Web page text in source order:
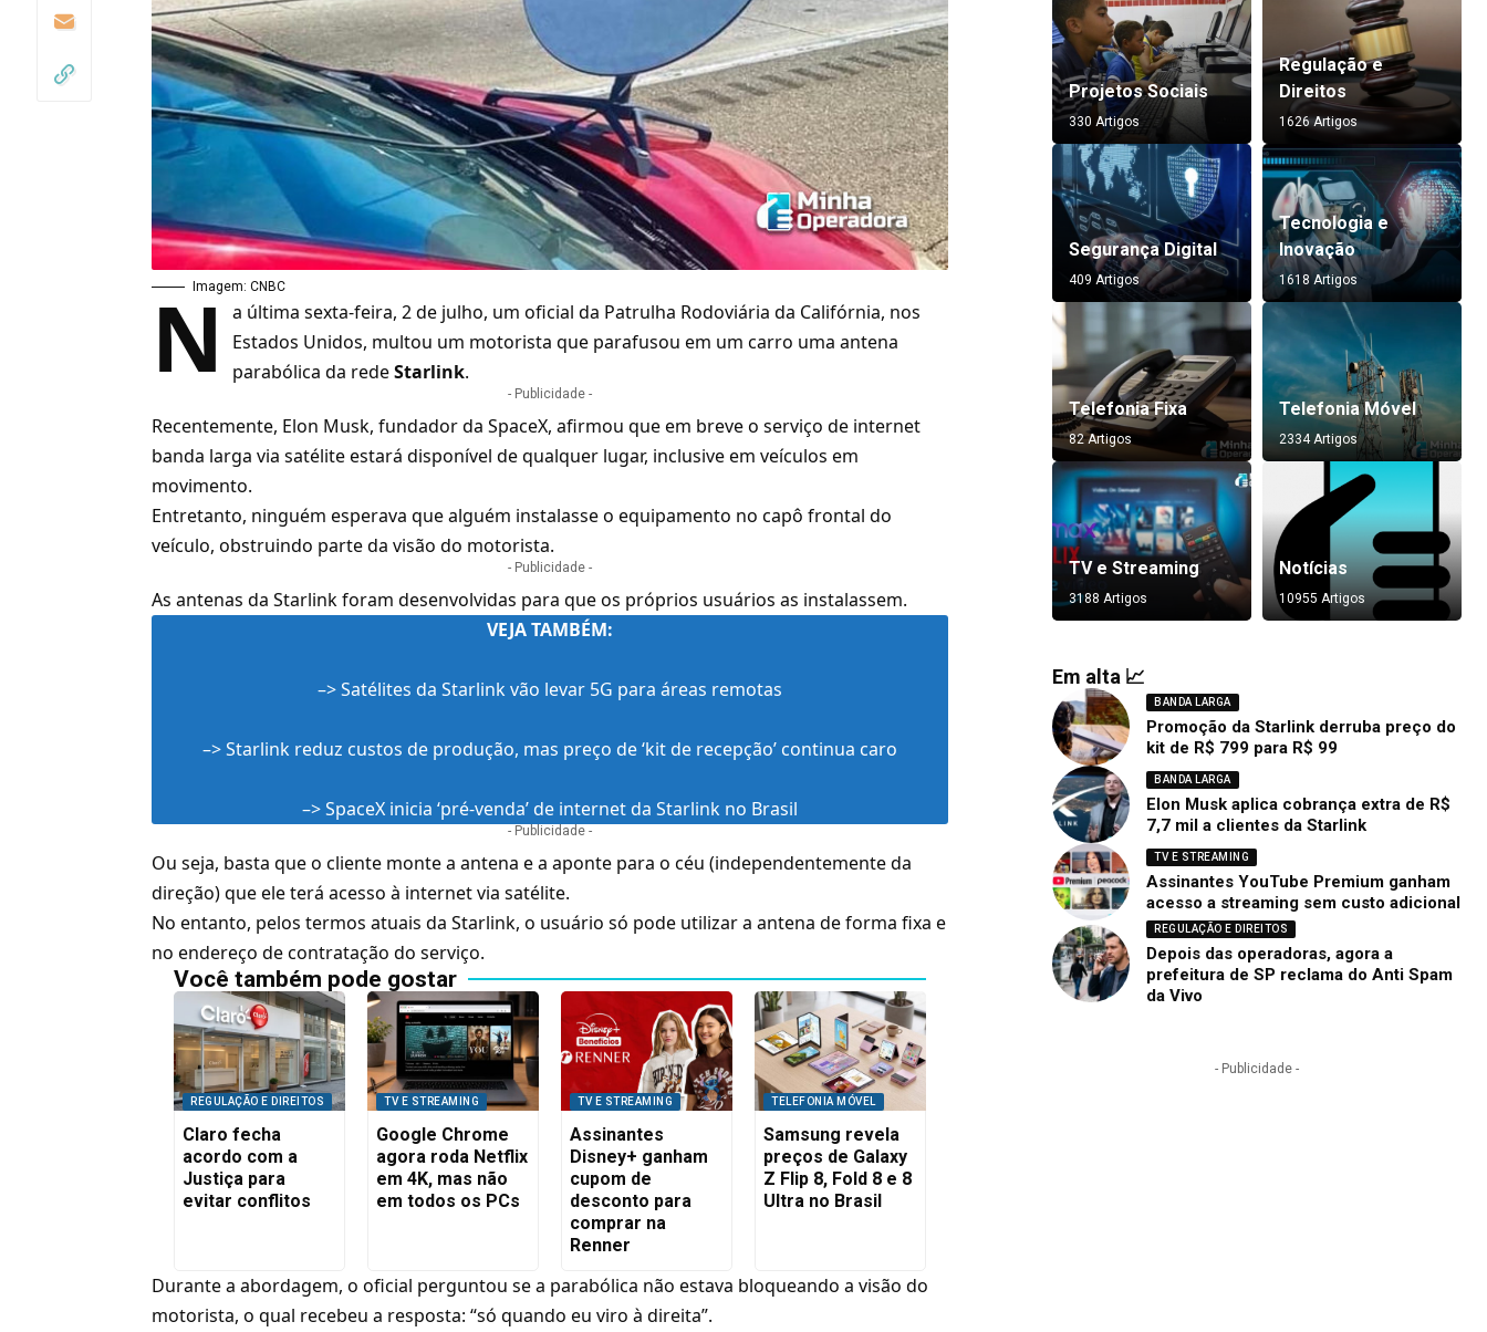
Imagem: CNBC
N
a última sexta-feira, 2 de julho, um oficial da Patrulha Rodoviária da Califórnia, nos
Estados Unidos, multou um motorista que parafusou em um carro uma antena
parabólica da redeStarlink.
- Publicidade -
Recentemente, Elon Musk, fundador da SpaceX, afirmou que em breve o serviço de internet
banda larga via satélite estará disponível de qualquer lugar, inclusive em veículos em
movimento.
Entretanto, ninguém esperava que alguém instalasse o equipamento no capô frontal do
veículo, obstruindo parte da visão do motorista.
- Publicidade -
As antenas da Starlink foram desenvolvidas para que os próprios usuários as instalassem.
VEJA TAMBÉM:
–>Satélites da Starlink vão levar 5G para áreas remotas
–>Starlink reduz custos de produção, mas preço de ‘kit de recepção’ continua caro
–>SpaceX inicia ‘pré-venda’ de internet da Starlink no Brasil
- Publicidade -
Ou seja, basta que o cliente monte a antena e a aponte para o céu (independentemente da
direção) que ele terá acesso à internet via satélite.
No entanto, pelos termos atuais da Starlink, o usuário só pode utilizar a antena de forma fixa e
no endereço de contratação do serviço.
Você também pode gostar
REGULAÇÃO E DIREITOS
Claro fecha
acordo com a
Justiça para
evitar conflitos
TV E STREAMING
Google Chrome
agora roda Netflix
em 4K, mas não
em todos os PCs
TV E STREAMING
Assinantes
Disney+ ganham
cupom de
desconto para
comprar na
Renner
TELEFONIA MÓVEL
Samsung revela
preços de Galaxy
Z Flip 8, Fold 8 e 8
Ultra no Brasil
Durante a abordagem, o oficial perguntou se a parabólica não estava bloqueando a visão do
motorista, o qual recebeu a resposta: “só quando eu viro à direita”.
Projetos Sociais
330 Artigos
Regulação e
Direitos
1626 Artigos
Segurança Digital
409 Artigos
Tecnologia e
Inovação
1618 Artigos
Telefonia Fixa
82 Artigos
Telefonia Móvel
2334 Artigos
TV e Streaming
3188 Artigos
Notícias
10955 Artigos
Em alta 📈
BANDA LARGA
Promoção da Starlink derruba preço do
kit de R$ 799 para R$ 99
BANDA LARGA
Elon Musk aplica cobrança extra de R$
7,7 mil a clientes da Starlink
TV E STREAMING
Assinantes YouTube Premium ganham
acesso a streaming sem custo adicional
REGULAÇÃO E DIREITOS
Depois das operadoras, agora a
prefeitura de SP reclama do Anti Spam
da Vivo
- Publicidade -